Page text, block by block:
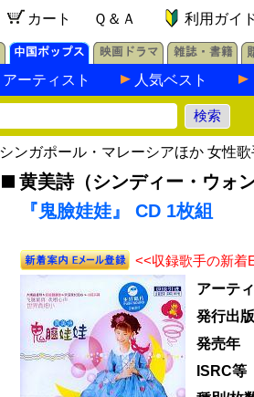
カート Ｑ＆Ａ 利用ガイ
アーティスト 人気ベスト
シンガポール・マレーシアほか 女性歌
黄美詩（シンディー・ウォン
『鬼臉娃娃』 CD 1枚組
<<収録歌手の新着
アーテ
発行出版
発売年
ISRC等